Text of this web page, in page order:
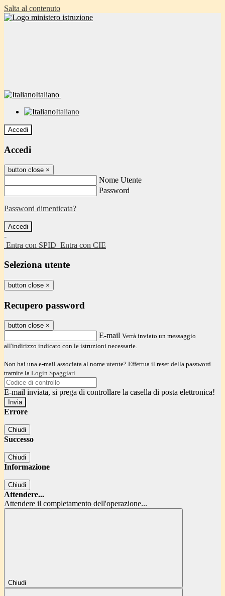
Salta al contenuto
Italiano
Italiano
Accedi
Accedi
button close ×
Nome Utente
Password
Password dimenticata?
-
Entra con SPID Entra con CIE
Seleziona utente
button close ×
Recupero password
button close ×
E-mail Verrà inviato un messaggio
all'indirizzo indicato con le istruzioni necessarie.
Non hai una e-mail associata al nome utente? Effettua il reset della password
tramite la Login Spaggiari
E-mail inviata, si prega di controllare la casella di posta elettronica!
Errore
Chiudi
Successo
Chiudi
Informazione
Chiudi
Attendere...
Attendere il completamento dell'operazione...
Chiudi